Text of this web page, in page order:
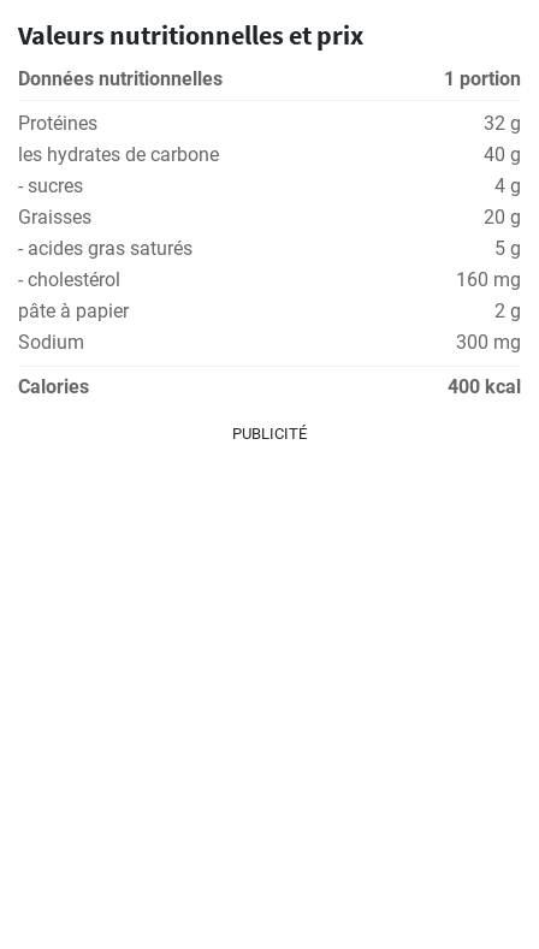
Valeurs nutritionnelles et prix
Données nutritionnelles
1 portion
Protéines
32 g
les hydrates de carbone
40 g
- sucres
4 g
Graisses
20 g
- acides gras saturés
5 g
- cholestérol
160 mg
pâte à papier
2 g
Sodium
300 mg
Calories
400 kcal
PUBLICITÉ